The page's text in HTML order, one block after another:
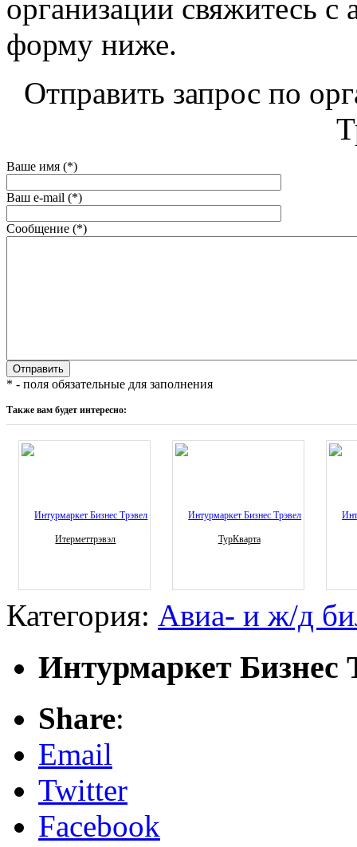
организации свяжитесь
форму ниже.
Отправить запрос по
Ваше имя (*)
Ваш e-mail (*)
Сообщение (*)
* - поля обязательные для заполнения
Также вам будет интересно:
Итерметтрэвэл ТурКварта
Категория: Авиа- и ж/д
Интурмаркет Бизнес
Share:
Email
Twitter
Facebook